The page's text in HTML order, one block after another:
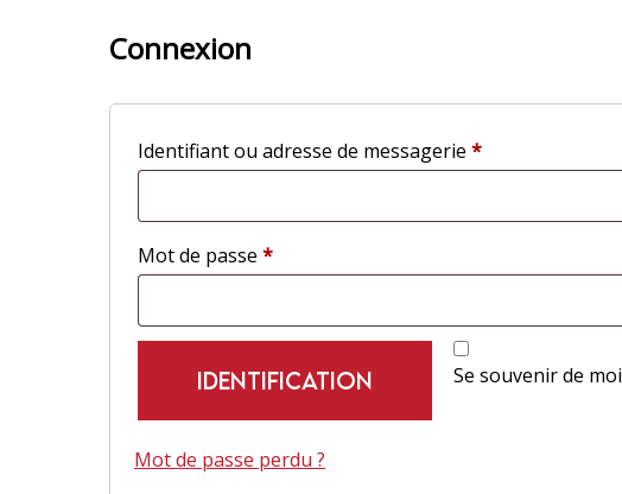
Connexion
Identifiant ou adresse de messagerie *Obligatoire
Mot de passe *Obligatoire
Se souvenir de moi
IDENTIFICATION
Mot de passe perdu ?